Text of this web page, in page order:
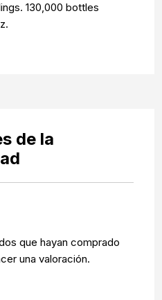
130,000 bottles
de la
que hayan comprado
una valoración.